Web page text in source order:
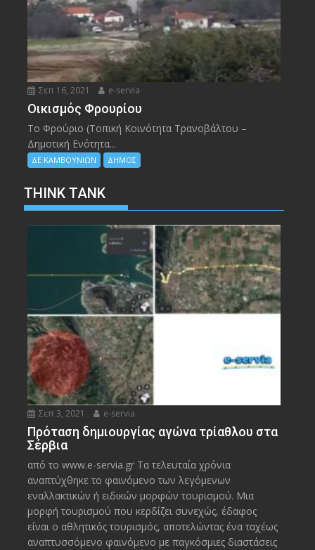
Σεπ 16, 2021 e-servia
Οικισμός Φρουρίου
Το Φρούριο (Τοπική Κοινότητα Τρανοβάλτου –
Δημοτική Ενότητα...
ΔΕ ΚΑΜΒΟΥΝΙΩΝ ΔΗΜΟΣ
THINK TANK
Σεπ 3, 2021 e-servia
Πρόταση δημιουργίας αγώνα τρίαθλου στα
Σέρβια
από το www.e-servia.gr Τα τελευταία χρόνια
αναπτύχθηκε το φαινόμενο των λεγόμενων
εναλλακτικών ή ειδικών μορφών τουρισμού. Μια
μορφή τουρισμού που κερδίζει συνεχώς, έδαφος
είναι ο αθλητικός τουρισμός, αποτελώντας ένα ταχέως
αναπτυσσόμενο φαινόμενο με παγκόσμιες διαστάσεις